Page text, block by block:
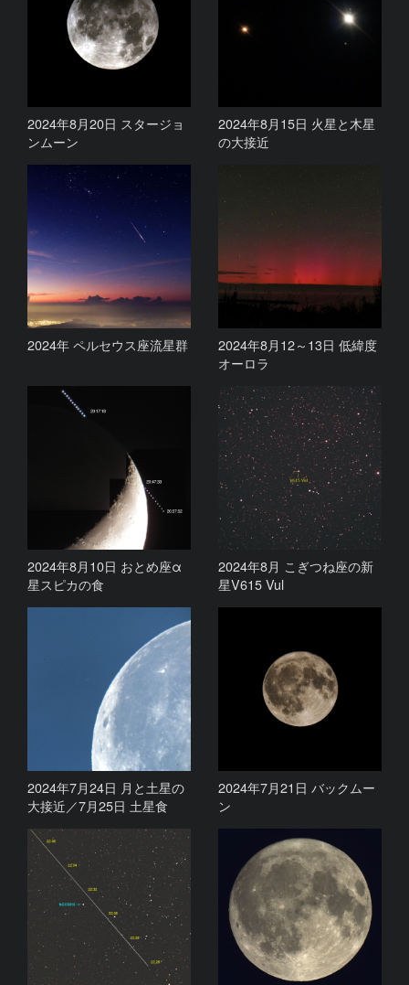
2024年8月20日 スタージョ
ンムーン
2024年8月15日 火星と木星
の大接近
2024年 ペルセウス座流星群
2024年8月12～13日 低緯度
オーロラ
2024年8月10日 おとめ座α
星スピカの食
2024年8月 こぎつね座の新
星V615 Vul
2024年7月24日 月と土星の
大接近／7月25日 土星食
2024年7月21日 バックムー
ン